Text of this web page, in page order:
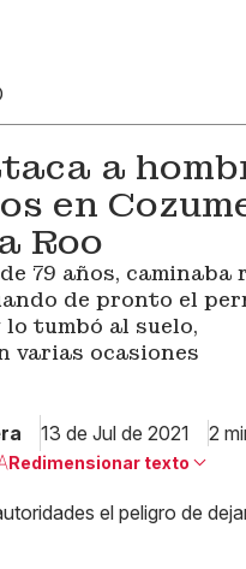
a
en
Roo
79 años, caminaba
de pronto el
lo tumbó al suelo,
varias ocasiones
13 de Jul de 2021 2
Redimensionar texto